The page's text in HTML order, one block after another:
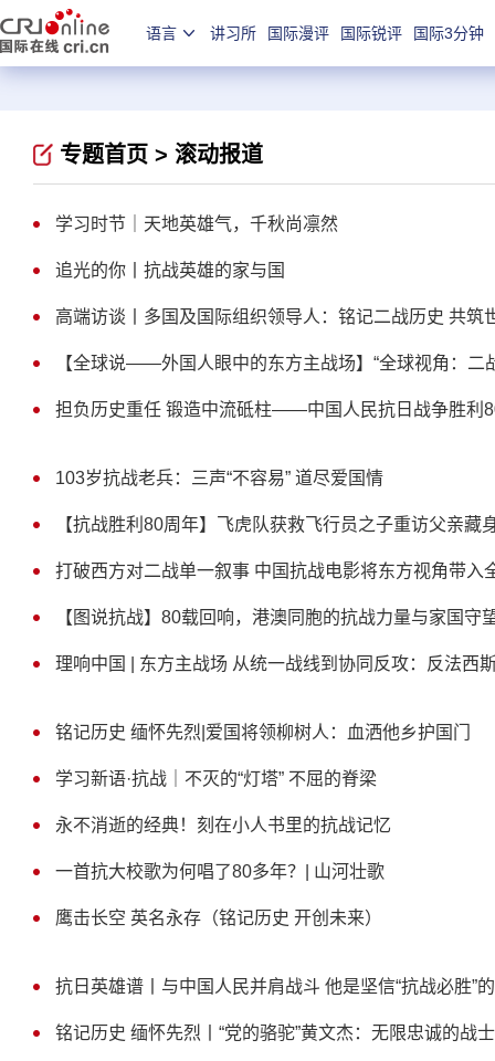
语言 讲习所 国际漫评 国际锐评 国际3分钟
专题首页 > 滚动报道
学习时节｜天地英雄气，千秋尚凛然
追光的你丨抗战英雄的家与国
高端访谈丨多国及国际组织领导人：铭记二战历史 共筑
【全球说——外国人眼中的东方主战场】“全球视角：二
担负历史重任 锻造中流砥柱——中国人民抗日战争胜利
103岁抗战老兵：三声“不容易” 道尽爱国情
【抗战胜利80周年】飞虎队获救飞行员之子重访父亲藏
打破西方对二战单一叙事 中国抗战电影将东方视角带入
【图说抗战】80载回响，港澳同胞的抗战力量与家国守
理响中国 | 东方主战场 从统一战线到协同反攻：反法西
铭记历史 缅怀先烈|爱国将领柳树人：血洒他乡护国门
学习新语·抗战｜不灭的“灯塔” 不屈的脊梁
永不消逝的经典！刻在小人书里的抗战记忆
一首抗大校歌为何唱了80多年？| 山河壮歌
鹰击长空 英名永存（铭记历史 开创未来）
抗日英雄谱丨与中国人民并肩战斗 他是坚信“抗战必胜”
铭记历史 缅怀先烈丨“党的骆驼”黄文杰：无限忠诚的战士